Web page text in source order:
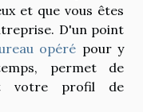
et que vous êtes
D'un point
opéré pour y
permet de
votre profil de